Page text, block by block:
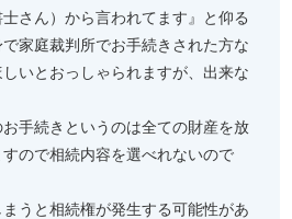
さん）から言われてます』と仰る
家庭裁判所でお手続きされた方な
いとおっしゃられますが、出来な
手続きというのは全ての財産を放
ので相続内容を選べれないので
うと相続権が発生する可能性があ